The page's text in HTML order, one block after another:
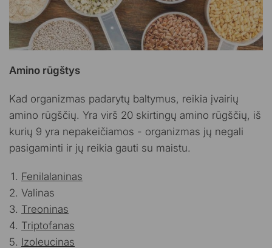
Amino rūgštys
Kad organizmas padarytų baltymus, reikia įvairių
amino rūgščių. Yra virš 20 skirtingų amino rūgščių, iš
kurių 9 yra nepakeičiamos - organizmas jų negali
pasigaminti ir jų reikia gauti su maistu.
Fenilalaninas
Valinas
Treoninas
Triptofanas
Izoleucinas